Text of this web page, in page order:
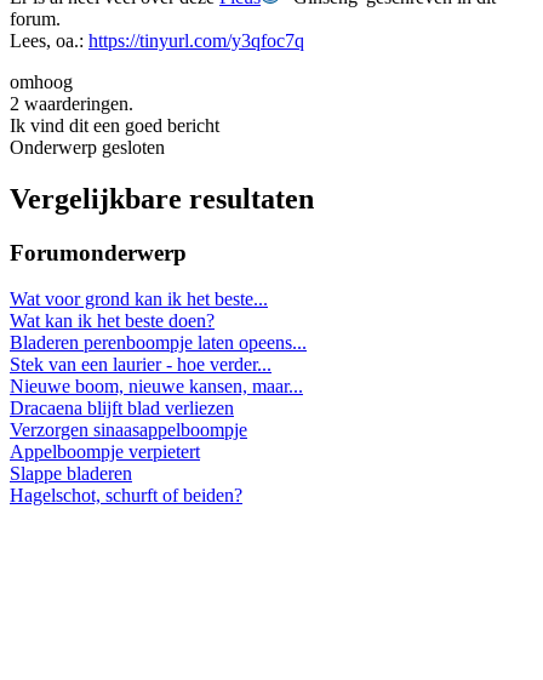
forum.
Lees, oa.: https://tinyurl.com/y3qfoc7q
omhoog
2 waarderingen.
Ik vind dit een goed bericht
Onderwerp gesloten
Vergelijkbare resultaten
Forumonderwerp
Wat voor grond kan ik het beste...
Wat kan ik het beste doen?
Bladeren perenboompje laten opeens...
Stek van een laurier - hoe verder...
Nieuwe boom, nieuwe kansen, maar...
Dracaena blijft blad verliezen
Verzorgen sinaasappelboompje
Appelboompje verpietert
Slappe bladeren
Hagelschot, schurft of beiden?